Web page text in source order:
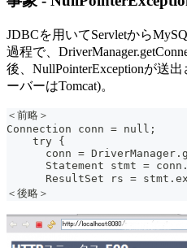
JDBCを用いてServletから
過程で、
後、NullPointerExceptionが送
ーバーはTomcat)。
＜前略＞
Connection conn = null;
    try {
conn =
Statement stmt =
ResultSet rs =
＜後略＞